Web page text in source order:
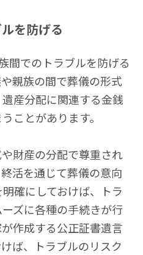
を防げる
間でのトラブルを防げる
親族の間で葬儀の形式
産分配に関連する金銭
ことがあります。
財産の分配で尊重され
活を通じて葬儀の意向
確にしておけば、トラ
ズに各種の手続きが行
作成する公正証書遺言
ば、トラブルのリスク